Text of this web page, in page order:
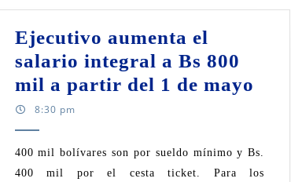
Ejecutivo aumenta el
salario integral a Bs 800
mil a partir del 1 de mayo
8:30 pm
400 mil bolívares son por sueldo mínimo y Bs.
400 mil por el cesta ticket. Para los